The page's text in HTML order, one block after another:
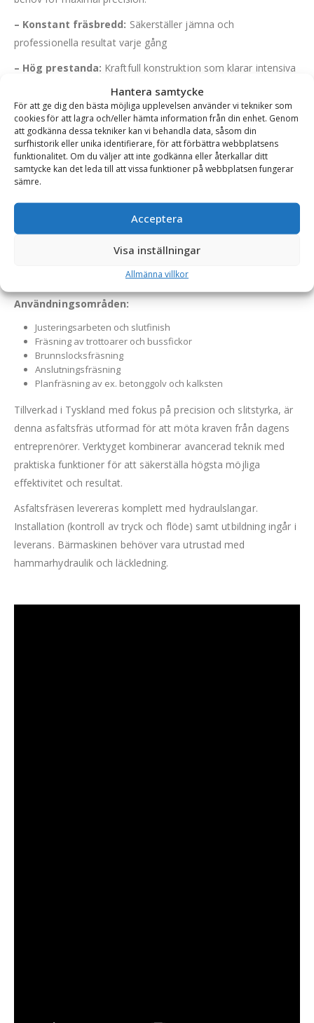
Hantera samtycke
För att ge dig den bästa möjliga upplevelsen använder vi tekniker som
cookies för att lagra och/eller hämta information från din enhet. Genom
att godkänna dessa tekniker kan vi behandla data, såsom din
surfhistorik eller unika identifierare, för att förbättra webbplatsens
funktionalitet. Om du väljer att inte godkänna eller återkallar ditt
samtycke kan det leda till att vissa funktioner på webbplatsen fungerar
sämre.
Acceptera
Visa inställningar
Allmänna villkor
– Konstant fräsbredd: Säkerställer jämna och
professionella resultat varje gång
– Hög prestanda: Kraftfull konstruktion som klarar intensiva
– Effektiv avlägsning:Skär spår med raka kanter för en
enklare och mer effektiv arbetsprocess
– Materialåtervinning:De frästa massorna kan
återanvändas som fyllnadsmaterial, vilket bidrar till hållbarhet
Optimerad för effektiv användning med
minimalt underhåll
Kan även användas till att planfräsa ex. betong
Användningsområden:
Justeringsarbeten och slutfinish
Fräsning av trottoarer och bussfickor
Brunnslocksfräsning
Anslutningsfräsning
Planfräsning av ex. betonggolv och kalksten
Tillverkad i Tyskland med fokus på precision och slitstyrka, är
denna asfaltsfräs utformad för att möta kraven från dagens
entreprenörer. Verktyget kombinerar avancerad teknik med
praktiska funktioner för att säkerställa högsta möjliga
effektivitet och resultat.
Asfaltsfräsen levereras komplett med hydraulslangar.
Installation (kontroll av tryck och flöde) samt utbildning ingår i
leverans. Bärmaskinen behöver vara utrustad med
hammarhydraulik och läckledning.